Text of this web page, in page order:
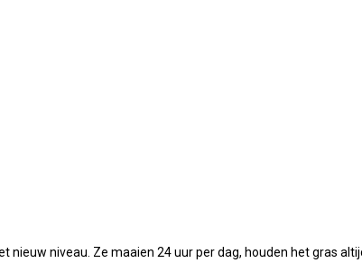
nieuw niveau. Ze maaien 24 uur per dag, houden het gras